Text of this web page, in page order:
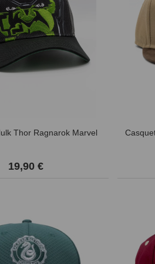
Thor Ragnarok Marvel
19,90 €